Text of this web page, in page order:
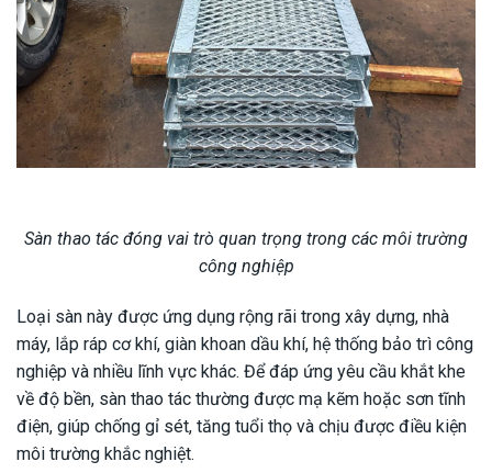
Sàn thao tác đóng vai trò quan trọng trong các môi trường
công nghiệp
Loại sàn này được ứng dụng rộng rãi trong xây dựng, nhà
máy, lắp ráp cơ khí, giàn khoan dầu khí, hệ thống bảo trì công
nghiệp và nhiều lĩnh vực khác. Để đáp ứng yêu cầu khắt khe
về độ bền, sàn thao tác thường được mạ kẽm hoặc sơn tĩnh
điện, giúp chống gỉ sét, tăng tuổi thọ và chịu được điều kiện
môi trường khắc nghiệt.